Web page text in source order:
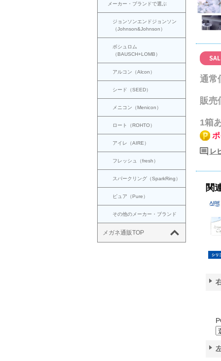
メーカー・ブランドで選ぶ
ジョンソンエンドジョンソン
（Johnson&Johnson）
ボシュロム
（BAUSCH+LOMB）
アルコン（Alcon）
シード（SEED）
メニコン（Menicon）
ロート（ROHTO）
アイレ（AIRE）
フレッシュ（fresh）
スパークリング（SparkRing）
ピュア（Pure）
その他のメーカー・ブランド
メガネ通販TOP
通常
販売
1箱
ポ
レ
関